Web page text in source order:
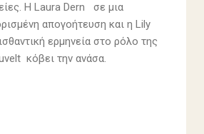
Η Laura Dern σε μια
απογοήτευση και η Lily
ερμηνεία στο ρόλο της
κόβει την ανάσα.